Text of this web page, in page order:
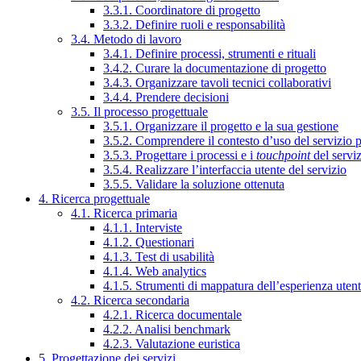
3.3.1. Coordinatore di progetto
3.3.2. Definire ruoli e responsabilità
3.4. Metodo di lavoro
3.4.1. Definire processi, strumenti e rituali
3.4.2. Curare la documentazione di progetto
3.4.3. Organizzare tavoli tecnici collaborativi
3.4.4. Prendere decisioni
3.5. Il processo progettuale
3.5.1. Organizzare il progetto e la sua gestione
3.5.2. Comprendere il contesto d’uso del servizio
3.5.3. Progettare i processi e i touchpointdel
3.5.4. Realizzare l’interfaccia utente del servizio
3.5.5. Validare la soluzione ottenuta
4. Ricerca progettuale
4.1. Ricerca primaria
4.1.1. Interviste
4.1.2. Questionari
4.1.3. Test di usabilità
4.1.4. Web analytics
4.1.5. Strumenti di mappatura dell’esperienza
4.2. Ricerca secondaria
4.2.1. Ricerca documentale
4.2.2. Analisi benchmark
4.2.3. Valutazione euristica
5. Progettazione dei servizi